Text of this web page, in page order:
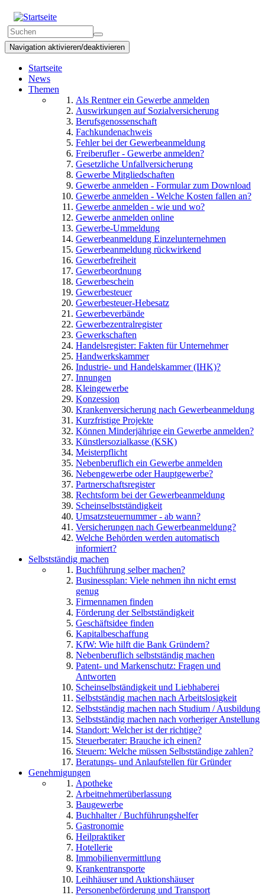
Direkt
zum
Inhalt
Suchformular
Suchen
Navigation aktivieren/deaktivieren
Startseite
News
Themen
Als Rentner ein Gewerbe anmelden
Auswirkungen auf Sozialversicherung
Berufsgenossenschaft
Fachkundenachweis
Fehler bei der Gewerbeanmeldung
Freiberufler - Gewerbe anmelden?
Gesetzliche Unfallversicherung
Gewerbe Mitgliedschaften
Gewerbe anmelden - Formular zum Download
Gewerbe anmelden - Welche Kosten fallen an?
Gewerbe anmelden - wie und wo?
Gewerbe anmelden online
Gewerbe-Ummeldung
Gewerbeanmeldung Einzelunternehmen
Gewerbeanmeldung rückwirkend
Gewerbefreiheit
Gewerbeordnung
Gewerbeschein
Gewerbesteuer
Gewerbesteuer-Hebesatz
Gewerbeverbände
Gewerbezentralregister
Gewerkschaften
Handelsregister: Fakten für Unternehmer
Handwerkskammer
Industrie- und Handelskammer (IHK)?
Innungen
Kleingewerbe
Konzession
Krankenversicherung nach Gewerbeanmeldung
Kurzfristige Projekte
Können Minderjährige ein Gewerbe anmelden?
Künstlersozialkasse (KSK)
Meisterpflicht
Nebenberuflich ein Gewerbe anmelden
Nebengewerbe oder Hauptgewerbe?
Partnerschaftsregister
Rechtsform bei der Gewerbeanmeldung
Scheinselbstständigkeit
Umsatzsteuernummer - ab wann?
Versicherungen nach Gewerbeanmeldung?
Welche Behörden werden automatisch
informiert?
Selbstständig machen
Buchführung selber machen?
Businessplan: Viele nehmen ihn nicht ernst
genug
Firmennamen finden
Förderung der Selbstständigkeit
Geschäftsidee finden
Kapitalbeschaffung
KfW: Wie hilft die Bank Gründern?
Nebenberuflich selbstständig machen
Patent- und Markenschutz: Fragen und
Antworten
Scheinselbständigkeit und Liebhaberei
Selbstständig machen nach Arbeitslosigkeit
Selbstständig machen nach Studium / Ausbildung
Selbstständig machen nach vorheriger Anstellung
Standort: Welcher ist der richtige?
Steuerberater: Brauche ich einen?
Steuern: Welche müssen Selbstständige zahlen?
Beratungs- und Anlaufstellen für Gründer
Genehmigungen
Apotheke
Arbeitnehmerüberlassung
Baugewerbe
Buchhalter / Buchführungshelfer
Gastronomie
Heilpraktiker
Hotellerie
Immobilienvermittlung
Krankentransporte
Leihhäuser und Auktionshäuser
Personenbeförderung und Transport